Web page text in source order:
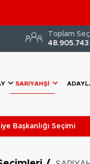
Toplam
48.905.743
SARIYAHŞİ
Başkanlığı Seçimi